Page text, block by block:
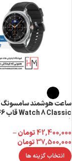
42,400,000تومان–
37,500,000تومان
انتخاب گزینه ها